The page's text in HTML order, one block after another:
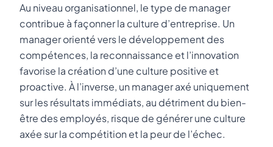
Au niveau organisationnel, le type de manager
contribue à façonner la culture d’entreprise. Un
manager orienté vers le développement des
compétences, la reconnaissance et l’innovation
favorise la création d’une culture positive et
proactive. À l’inverse, un manager axé uniquement
sur les résultats immédiats, au détriment du bien-
être des employés, risque de générer une culture
axée sur la compétition et la peur de l’échec.